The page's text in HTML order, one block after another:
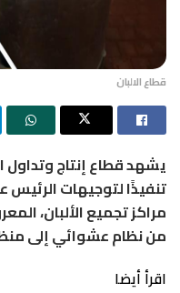
قطاع الالبان
يشهد قطاع إنتاج
تنفيذًا لتوجيهات الرئيس
مراكز تجميع الألبان،
من نظام عشوائي إلى
اقرأ أيضا